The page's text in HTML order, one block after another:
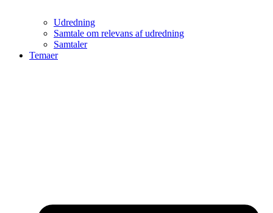
Udredning
Samtale om relevans af udredning
Samtaler
Temaer